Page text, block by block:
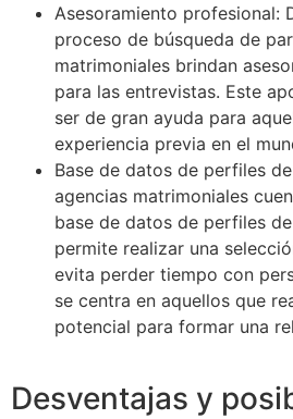
Asesoramiento profesional:
proceso de búsqueda de
matrimoniales brindan
para las entrevistas. Este
ser de gran ayuda para
experiencia previa en el
Base de datos de perfiles
agencias matrimoniales
base de datos de perfiles
permite realizar una
evita perder tiempo con
se centra en aquellos que
potencial para formar una
Desventajas y